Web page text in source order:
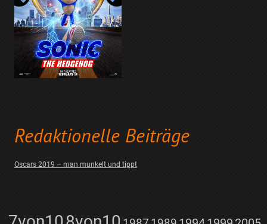
Redaktionelle Beiträge
Oscars 2019 – man munkelt und tippt